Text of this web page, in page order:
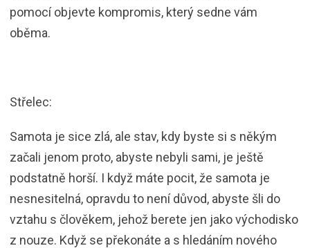
pomocí objevte kompromis, který sedne vám
oběma.
Střelec:
Samota je sice zlá, ale stav, kdy byste si s někým
začali jenom proto, abyste nebyli sami, je ještě
podstatně horší. I když máte pocit, že samota je
nesnesitelná, opravdu to není důvod, abyste šli do
vztahu s člověkem, jehož berete jen jako východisko
z nouze. Když se překonáte a s hledáním nového